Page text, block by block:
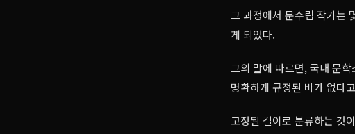
그 과정에서 문수림 작가는
게 되었다.
그의 말에 따르면, 국내 문
명확하게 규정된 바가 없다
고정된 길이로 분류하는 것